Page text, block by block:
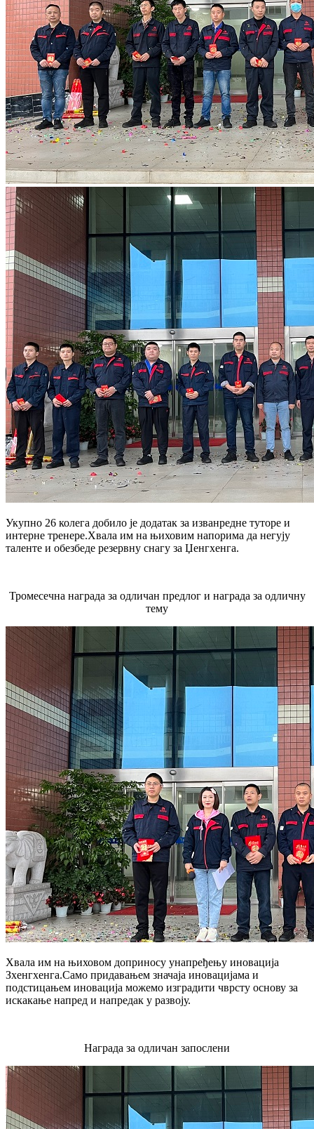
Укупно 26 колега добило је додатак за изванредне туторе и
интерне тренере.Хвала им на њиховим напорима да негују
таленте и обезбеде резервну снагу за Џенгхенга.
Тромесечна награда за одличан предлог и награда за одличну
тему
Хвала им на њиховом доприносу унапређењу иновација
Зхенгхенга.Само придавањем значаја иновацијама и
подстицањем иновација можемо изградити чврсту основу за
искакање напред и напредак у развоју.
Награда за одличан запослени